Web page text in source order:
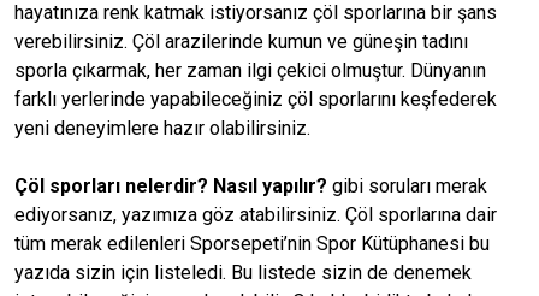
hayatınıza renk katmak istiyorsanız çöl sporlarına bir şans
verebilirsiniz. Çöl arazilerinde kumun ve güneşin tadını
sporla çıkarmak, her zaman ilgi çekici olmuştur. Dünyanın
farklı yerlerinde yapabileceğiniz çöl sporlarını keşfederek
yeni deneyimlere hazır olabilirsiniz.
Çöl sporları nelerdir? Nasıl yapılır? gibi soruları merak
ediyorsanız, yazımıza göz atabilirsiniz. Çöl sporlarına dair
tüm merak edilenleri Sporsepeti’nin Spor Kütüphanesi bu
yazıda sizin için listeledi. Bu listede sizin de denemek